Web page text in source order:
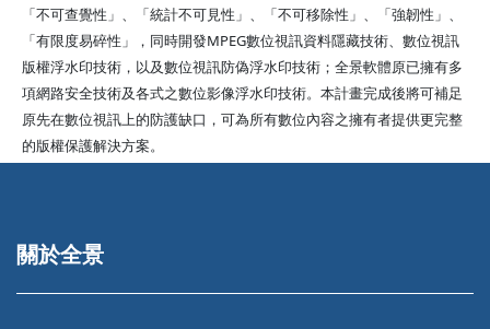
「不可查覺性」、「統計不可見性」、「不可移除性」、「強韌性」、
「有限度易碎性」，同時開發MPEG數位視訊資料隱藏技術、數位視訊
版權浮水印技術，以及數位視訊防偽浮水印技術；全景軟體原已擁有多
項網路安全技術及各式之數位影像浮水印技術。本計畫完成後將可補足
原先在數位視訊上的防護缺口，可為所有數位內容之擁有者提供更完整
的版權保護解決方案。
關於全景